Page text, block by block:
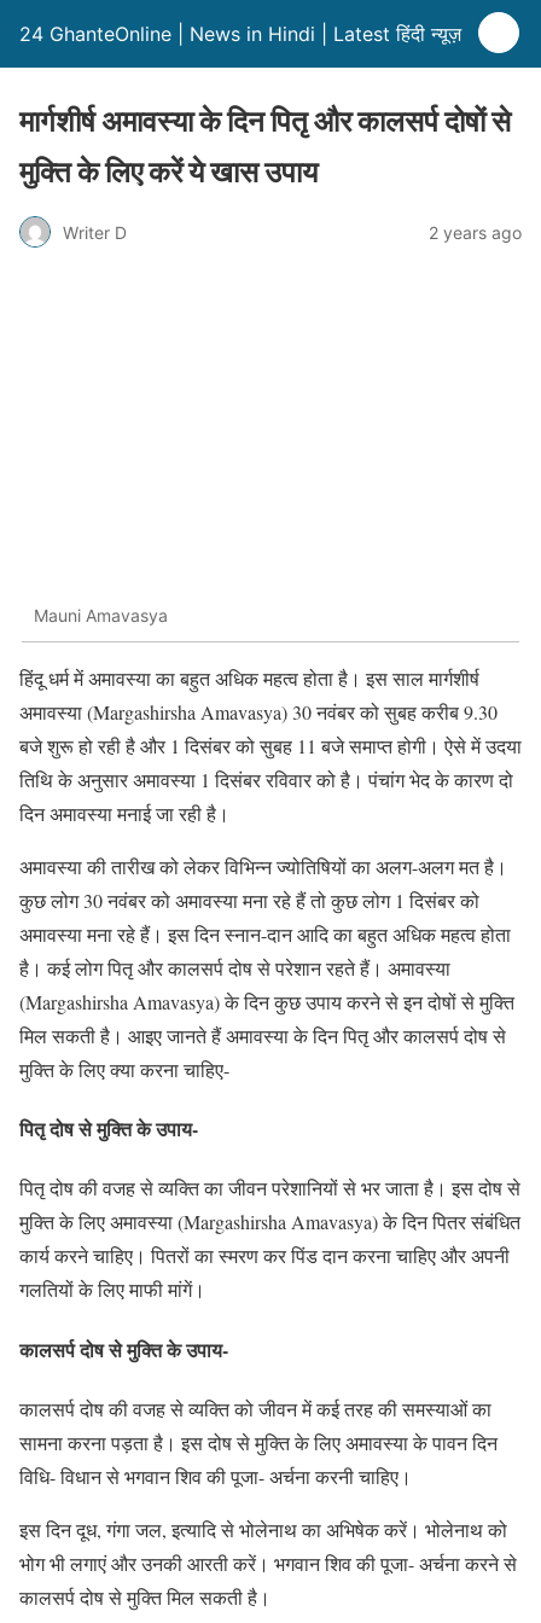
24 GhanteOnline | News in Hindi | Latest हिंदी न्यूज़
मार्गशीर्ष अमावस्या के दिन पितृ और कालसर्प दोषों से
मुक्ति के लिए करें ये खास उपाय
Writer D 2 years ago
Mauni Amavasya
हिंदू धर्म में अमावस्या का बहुत अधिक महत्व होता है। इस साल मार्गशीर्ष
अमावस्या (Margashirsha Amavasya) 30 नवंबर को सुबह करीब 9.30
बजे शुरू हो रही है और 1 दिसंबर को सुबह 11 बजे समाप्त होगी। ऐसे में उदया
तिथि के अनुसार अमावस्या 1 दिसंबर रविवार को है। पंचांग भेद के कारण दो
दिन अमावस्या मनाई जा रही है।
अमावस्या की तारीख को लेकर विभिन्न ज्योतिषियों का अलग-अलग मत है।
कुछ लोग 30 नवंबर को अमावस्या मना रहे हैं तो कुछ लोग 1 दिसंबर को
अमावस्या मना रहे हैं। इस दिन स्नान-दान आदि का बहुत अधिक महत्व होता
है। कई लोग पितृ और कालसर्प दोष से परेशान रहते हैं। अमावस्या
(Margashirsha Amavasya) के दिन कुछ उपाय करने से इन दोषों से मुक्ति
मिल सकती है। आइए जानते हैं अमावस्या के दिन पितृ और कालसर्प दोष से
मुक्ति के लिए क्या करना चाहिए-
पितृ दोष से मुक्ति के उपाय-
पितृ दोष की वजह से व्यक्ति का जीवन परेशानियों से भर जाता है। इस दोष से
मुक्ति के लिए अमावस्या (Margashirsha Amavasya) के दिन पितर संबंधित
कार्य करने चाहिए। पितरों का स्मरण कर पिंड दान करना चाहिए और अपनी
गलतियों के लिए माफी मांगें।
कालसर्प दोष से मुक्ति के उपाय-
कालसर्प दोष की वजह से व्यक्ति को जीवन में कई तरह की समस्याओं का
सामना करना पड़ता है। इस दोष से मुक्ति के लिए अमावस्या के पावन दिन
विधि- विधान से भगवान शिव की पूजा- अर्चना करनी चाहिए।
इस दिन दूध, गंगा जल, इत्यादि से भोलेनाथ का अभिषेक करें। भोलेनाथ को
भोग भी लगाएं और उनकी आरती करें। भगवान शिव की पूजा- अर्चना करने से
कालसर्प दोष से मुक्ति मिल सकती है।